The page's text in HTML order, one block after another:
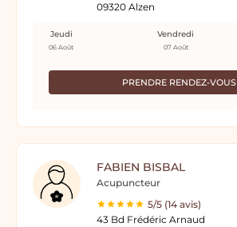
09320 Alzen
PRENDRE RENDEZ-VOUS
Jeudi
06 Août
Vendredi
07 Août
FABIEN BISBAL
Acupuncteur
5/5 (14 avis)
43 Bd Frédéric Arnaud